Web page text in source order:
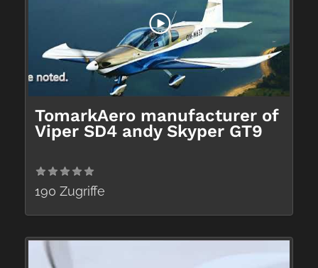
TomarkAero manufacturer of
Viper SD4 andy Skyper GT9
190 Zugriffe